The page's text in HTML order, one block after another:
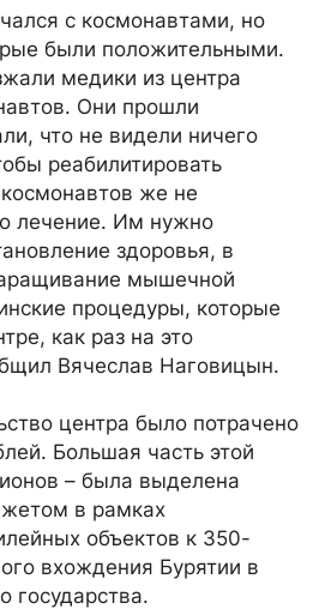
с космонавтами, но
были положительными.
медики из центра
Они прошли
что не видели ничего
реабилитировать
же не
лечение. Им нужно
здоровья, в
мышечной
процедуры, которые
как раз на это
Вячеслав Наговицын.
центра было потрачено
Большая часть этой
– была выделена
в рамках
объектов к 350-
вхождения Бурятии в
государства.